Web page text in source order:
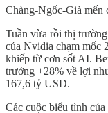
Chàng-Ngốc-Già mến
Tuần vừa rồi thị
của Nvidia chạm mốc
khiếp từ cơn sốt AI.
trưởng +28% về lợi
167,6 tỷ USD.
Các cuộc biểu tình